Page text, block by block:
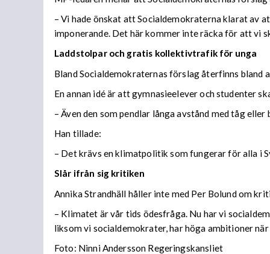
– Vi hade önskat att Socialdemokraterna klarat av
imponerande. Det här kommer inte räcka för att vi
Laddstolpar och gratis kollektivtrafik för unga
Bland Socialdemokraternas förslag återfinns bland
En annan idé är att gymnasieelever och studenter
– Även den som pendlar långa avstånd med tåg
Han tillade:
– Det krävs en klimatpolitik som fungerar för alla i
Slår ifrån sig kritiken
Annika Strandhäll håller inte med Per Bolund om
– Klimatet är vår tids ödesfråga. Nu har vi
liksom vi socialdemokrater, har höga ambitioner
Foto: Ninni Andersson Regeringskansliet